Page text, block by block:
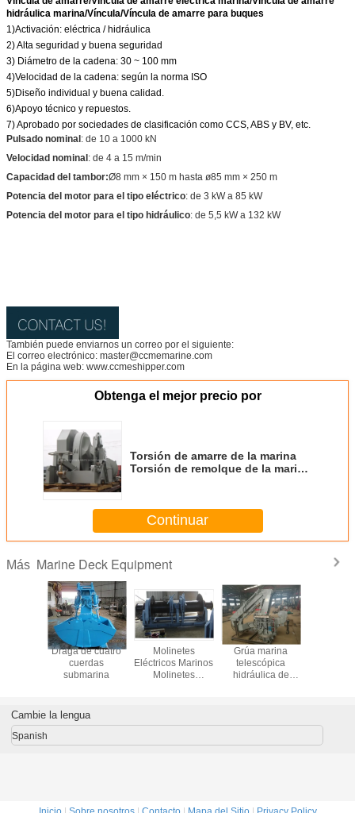
hidráulica marina/Víncula/Víncula de amarre para buques
1)Activación: eléctrica / hidráulica
2) Alta seguridad y buena seguridad
3) Diámetro de la cadena: 30 ~ 100 mm
4)Velocidad de la cadena: según la norma ISO
5)Diseño individual y buena calidad.
6)Apoyo técnico y repuestos.
7) Aprobado por sociedades de clasificación como CCS, ABS y BV, etc.
Pulsado nominal: de 10 a 1000 kN
Velocidad nominal: de 4 a 15 m/min
Capacidad del tambor:Ø8 mm × 150 m hasta ø85 mm × 250 m
Potencia del motor para el tipo eléctrico: de 3 kW a 85 kW
Potencia del motor para el tipo hidráulico: de 5,5 kW a 132 kW
También puede enviarnos un correo por el siguiente:
El correo electrónico: master@ccmemarine.com
En la página web: www.ccmeshipper.com
Obtenga el mejor precio por
Torsión de amarre de la marina
Torsión de remolque de la marina
Continuar
Más Marine Deck Equipment
de la
Draga de cuatro
cuerdas
submarina
Molinetes
Eléctricos Marinos
Molinetes
Grúa marina
telescópica
hidráulica de
Cambie la lengua
Spanish